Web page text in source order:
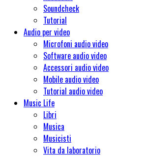
Soundcheck
Tutorial
Audio per video
Microfoni audio video
Software audio video
Accessori audio video
Mobile audio video
Tutorial audio video
Music Life
Libri
Musica
Musicisti
Vita da laboratorio